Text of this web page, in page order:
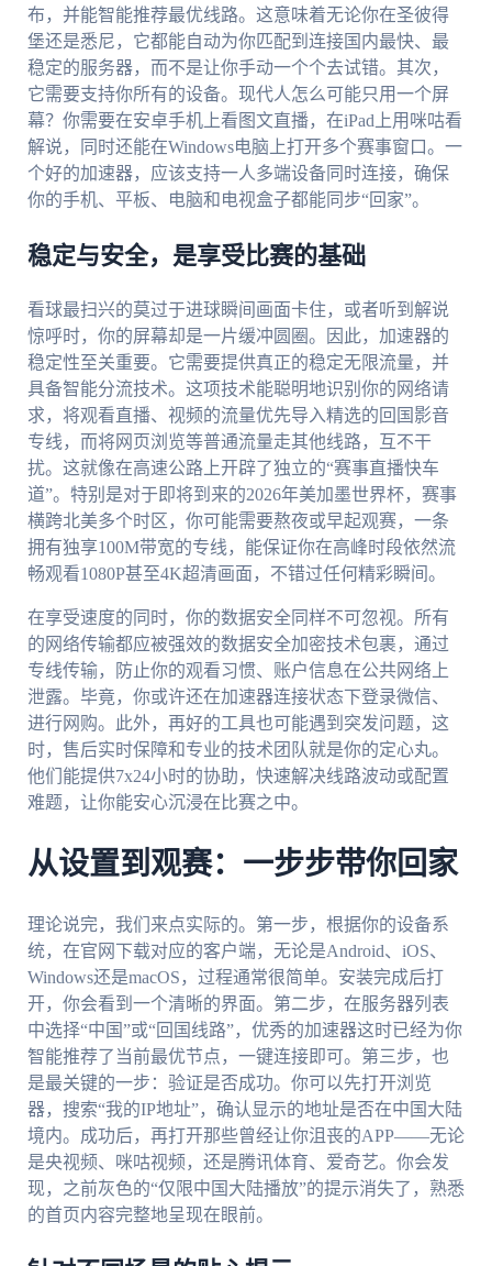
布，并能智能推荐最优线路。这意味着无论你在圣彼得
堡还是悉尼，它都能自动为你匹配到连接国内最快、最
稳定的服务器，而不是让你手动一个个去试错。其次，
它需要支持你所有的设备。现代人怎么可能只用一个屏
幕？你需要在安卓手机上看图文直播，在iPad上用咪咕看
解说，同时还能在Windows电脑上打开多个赛事窗口。一
个好的加速器，应该支持一人多端设备同时连接，确保
你的手机、平板、电脑和电视盒子都能同步“回家”。
稳定与安全，是享受比赛的基础
看球最扫兴的莫过于进球瞬间画面卡住，或者听到解说
惊呼时，你的屏幕却是一片缓冲圆圈。因此，加速器的
稳定性至关重要。它需要提供真正的稳定无限流量，并
具备智能分流技术。这项技术能聪明地识别你的网络请
求，将观看直播、视频的流量优先导入精选的回国影音
专线，而将网页浏览等普通流量走其他线路，互不干
扰。这就像在高速公路上开辟了独立的“赛事直播快车
道”。特别是对于即将到来的2026年美加墨世界杯，赛事
横跨北美多个时区，你可能需要熬夜或早起观赛，一条
拥有独享100M带宽的专线，能保证你在高峰时段依然流
畅观看1080P甚至4K超清画面，不错过任何精彩瞬间。
在享受速度的同时，你的数据安全同样不可忽视。所有
的网络传输都应被强效的数据安全加密技术包裹，通过
专线传输，防止你的观看习惯、账户信息在公共网络上
泄露。毕竟，你或许还在加速器连接状态下登录微信、
进行网购。此外，再好的工具也可能遇到突发问题，这
时，售后实时保障和专业的技术团队就是你的定心丸。
他们能提供7x24小时的协助，快速解决线路波动或配置
难题，让你能安心沉浸在比赛之中。
从设置到观赛：一步步带你回家
理论说完，我们来点实际的。第一步，根据你的设备系
统，在官网下载对应的客户端，无论是Android、iOS、
Windows还是macOS，过程通常很简单。安装完成后打
开，你会看到一个清晰的界面。第二步，在服务器列表
中选择“中国”或“回国线路”，优秀的加速器这时已经为你
智能推荐了当前最优节点，一键连接即可。第三步，也
是最关键的一步：验证是否成功。你可以先打开浏览
器，搜索“我的IP地址”，确认显示的地址是否在中国大陆
境内。成功后，再打开那些曾经让你沮丧的APP——无论
是央视频、咪咕视频，还是腾讯体育、爱奇艺。你会发
现，之前灰色的“仅限中国大陆播放”的提示消失了，熟悉
的首页内容完整地呈现在眼前。